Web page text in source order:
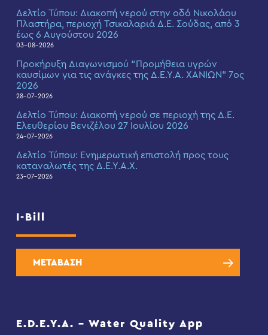
Δελτίο Τύπου: Διακοπή νερού στην οδό Νικολάου
Πλαστήρα, περιοχή Τσικαλαριά Δ.Ε. Σούδας, από 3
έως 6 Αυγούστου 2026
03-08-2026
Προκήρυξη Διαγωνισμού “Προμήθεια υγρών
καυσίμων για τις ανάγκες της Δ.Ε.Υ.Α. ΧΑΝΙΩΝ” 7ος
2026
28-07-2026
Δελτίο Τύπου: Διακοπή νερού σε περιοχή της Δ.Ε.
Ελευθερίου Βενιζέλου 27 Ιουλίου 2026
24-07-2026
Δελτίο Τύπου: Eνημερωτική επιστολή προς τους
καταναλωτές της Δ.Ε.Υ.Α.Χ.
23-07-2026
I-Bill
ΜΕΤΑΒΑΣΗ
E.D.E.Y.A. – Water Quality App